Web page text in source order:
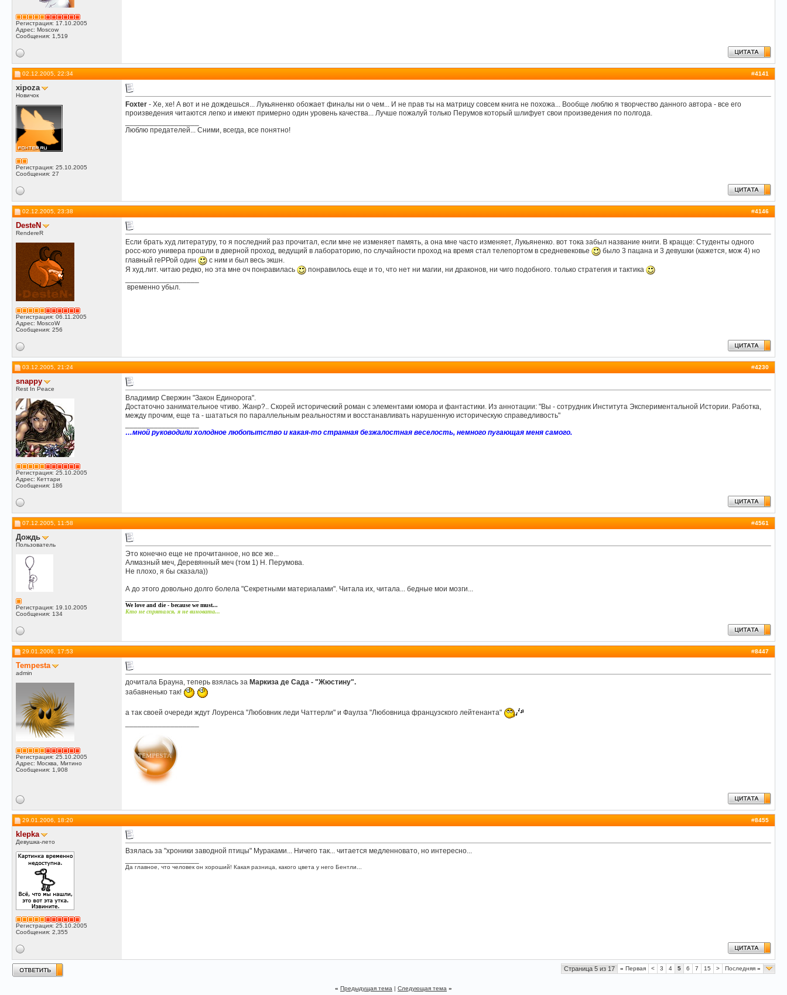
Регистрация: 17.10.2005
Адрес: Moscow
Сообщения: 1,519
02.12.2005, 22:34 #4141
xipoza
Новичок
Регистрация: 25.10.2005
Сообщения: 27
Foxter - Хе, хе! А вот и не дождешься... Лукьяненко обожает финалы ни о чем... И не прав ты на матрицу совсем книга не похожа... Вообще люблю я творчество данного автора - все его
произведения читаются легко и имеют примерно один уровень качества... Лучше пожалуй только Перумов который шлифует свои произведения по полгода.
Люблю предателей... Сними, всегда, все понятно!
02.12.2005, 23:38 #4146
DesteN
RendereR
Регистрация: 06.11.2005
Адрес: MoscoW
Сообщения: 256
Если брать худ литературу, то я последний раз прочитал, если мне не изменяет память, а она мне часто изменяет, Лукьяненко. вот тока забыл название книги. В крацце: Студенты одного
росс-кого универа прошли в дверной проход, ведущий в лабораторию, по случайности проход на время стал телепортом в средневековье
было 3 пацана и 3 девушки (кажется, мож 4) но
главный геРРой один
с ним и был весь экшн.
Я худ.лит. читаю редко, но эта мне оч понравилась
понравилось еще и то, что нет ни магии, ни драконов, ни чиго подобного. только стратегия и тактика
временно убыл.
03.12.2005, 21:24 #4230
snappy
Rest In Peace
Регистрация: 25.10.2005
Адрес: Кеттари
Сообщения: 186
Владимир Свержин "Закон Единорога".
Достаточно занимательное чтиво. Жанр?.. Скорей исторический роман с элементами юмора и фантастики. Из аннотации: "Вы - сотрудник Института Экспериментальной Истории. Работка,
между прочим, еще та - шататься по параллельным реальностям и восстанавливать нарушенную историческую справедливость"
…мной руководили холодное любопытство и какая-то странная безжалостная веселость, немного пугающая меня самого.
07.12.2005, 11:58 #4561
Дождь
Пользователь
Регистрация: 19.10.2005
Сообщения: 134
Это конечно еще не прочитанное, но все же...
Алмазный меч, Деревянный меч (том 1) Н. Перумова.
Не плохо, я бы сказала))
А до этого довольно долго болела "Секретными материалами". Читала их, читала... бедные мои мозги...
We love and die - because we must...
Кто не спрятался, я не виновата...
29.01.2006, 17:53 #8447
Tempesta
admin
Регистрация: 25.10.2005
Адрес: Москва, Митино
Сообщения: 1,908
дочитала Брауна, теперь взялась за Маркиза де Сада - "Жюстину".
забавненько так!
а так своей очереди ждут Лоуренса "Любовник леди Чаттерли" и Фаулза "Любовница французского лейтенанта"
29.01.2006, 18:20 #8455
klepka
Девушка-лето
Регистрация: 25.10.2005
Сообщения: 2,355
Взялась за "хроники заводной птицы" Мураками... Ничего так... читается медленновато, но интересно...
Да главное, что человек он хороший! Какая разница, какого цвета у него Бентли...
Страница 5 из 17 « Первая < 3 4 5 6 7 15 > Последняя »
« Предыдущая тема | Следующая тема »